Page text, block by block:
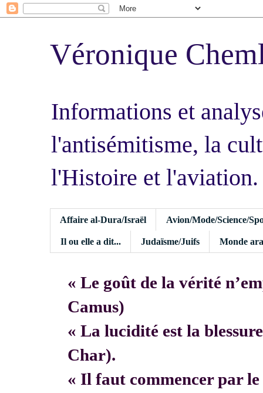
Véronique
Informations et
l'antisémitisme, la
l'Histoire et l'aviation.
Affaire al-Dura/Israël Avion/Mode/Science/
Il ou elle a dit... Judaïsme/Juifs Monde
« Le goût de la vérité
Camus)
« La lucidité est la
Char).
« Il faut commencer par le